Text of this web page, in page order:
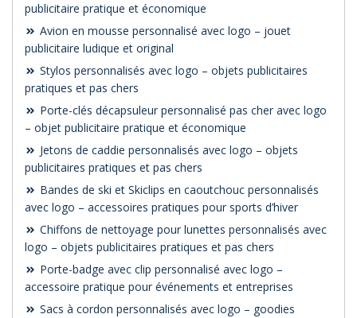
publicitaire pratique et économique
Avion en mousse personnalisé avec logo – jouet
publicitaire ludique et original
Stylos personnalisés avec logo – objets publicitaires
pratiques et pas chers
Porte-clés décapsuleur personnalisé pas cher avec logo
– objet publicitaire pratique et économique
Jetons de caddie personnalisés avec logo – objets
publicitaires pratiques et pas chers
Bandes de ski et Skiclips en caoutchouc personnalisés
avec logo – accessoires pratiques pour sports d’hiver
Chiffons de nettoyage pour lunettes personnalisés avec
logo – objets publicitaires pratiques et pas chers
Porte-badge avec clip personnalisé avec logo –
accessoire pratique pour événements et entreprises
Sacs à cordon personnalisés avec logo – goodies